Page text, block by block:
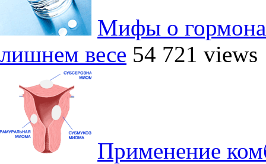
Мифы о
лишнем весе 54 721 views
Применение